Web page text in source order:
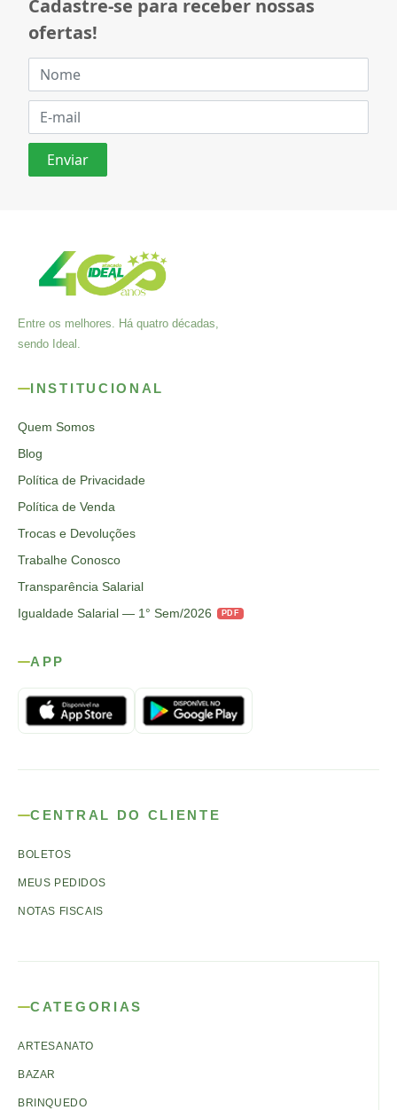
Cadastre-se para receber nossas
ofertas!
Entre os melhores. Há quatro décadas,
sendo Ideal.
INSTITUCIONAL
Quem Somos
Blog
Política de Privacidade
Política de Venda
Trocas e Devoluções
Trabalhe Conosco
Transparência Salarial
Igualdade Salarial — 1° Sem/2026
PDF
APP
CENTRAL DO CLIENTE
BOLETOS
MEUS PEDIDOS
NOTAS FISCAIS
CATEGORIAS
ARTESANATO
BAZAR
BRINQUEDO